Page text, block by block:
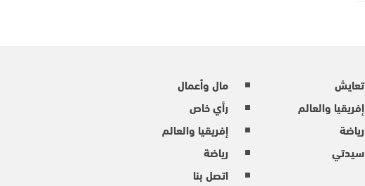
تعايش
إفريقيا والعالم
رياضة
سيدتي
مال وأعمال
رأي خاص
إفريقيا والعالم
رياضة
اتصل بنا